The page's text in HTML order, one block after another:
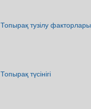
Топырақ тузілу факторлары
Топырақ түсінігі